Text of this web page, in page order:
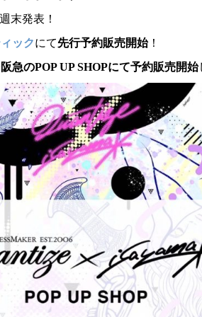
末発表！
ックにて先行予約販売開始！
急のPOP UP SHOPにて予約販売開始